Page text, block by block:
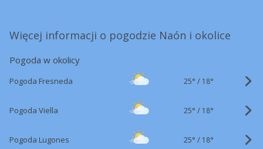
Więcej informacji o pogodzie Naón i okolice
Pogoda w okolicy
Pogoda Fresneda 25° / 18°
Pogoda Viella 25° / 18°
Pogoda Lugones 25° / 18°